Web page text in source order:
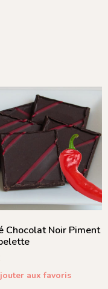
Chocolat Noir Piment
aux favoris